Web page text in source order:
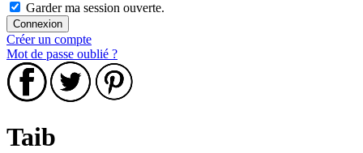
Garder ma session ouverte.
Créer un compte
Mot de passe oublié ?
Taib